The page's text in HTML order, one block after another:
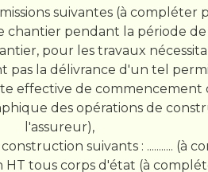
suivantes (à compléter
pendant la période de
pour les travaux
pas la délivrance d'un tel
effective de commencement
des opérations de
l'assureur),
suivants : ........... (à
tous corps d'état (à